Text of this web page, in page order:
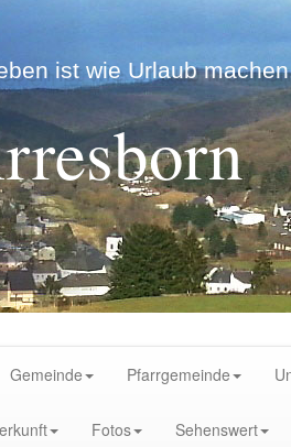
ist wie Urlaub
Gemeinde Pfarrgemeinde
Fotos Sehenswert